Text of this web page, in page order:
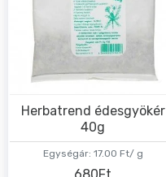
Egységár: 17.00 Ft/ g
Herbatrend édesgyökér
40g